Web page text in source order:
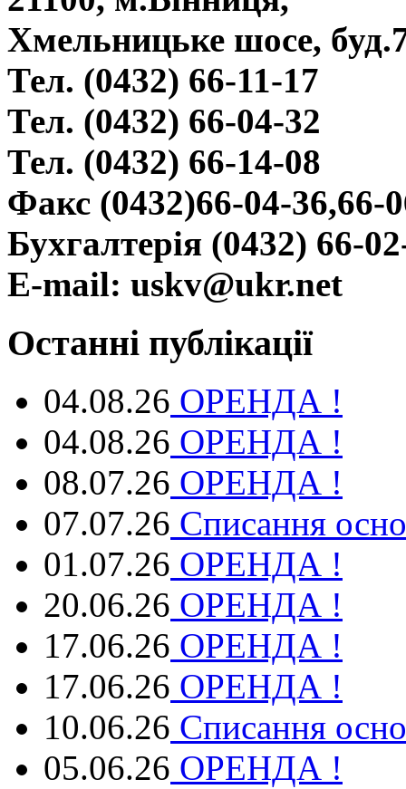
Хмельницьке шосе,
Тел. (0432) 66-11-17
Тел. (0432) 66-04-32
Тел. (0432) 66-14-08
Факс (0432)66-04-36,66-
Бухгалтерія (0432) 66-
E-mail: uskv@ukr.net
Останні публікації
04.08.26 ОРЕНДА !
04.08.26 ОРЕНДА !
08.07.26 ОРЕНДА !
07.07.26 Списання
01.07.26 ОРЕНДА !
20.06.26 ОРЕНДА !
17.06.26 ОРЕНДА !
17.06.26 ОРЕНДА !
10.06.26 Списання
05.06.26 ОРЕНДА !